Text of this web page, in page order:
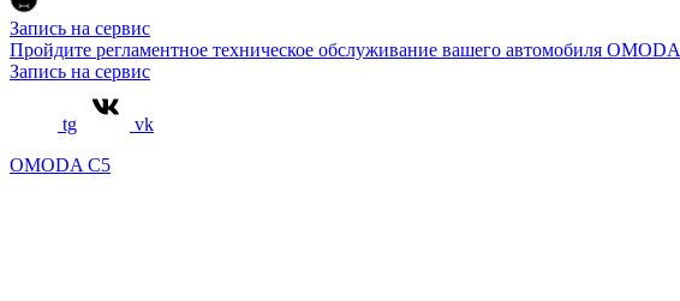
Запись на сервис
Пройдите регламентное техническое обслуживание вашего автомобиля OMODA
Запись на сервис
tg
vk
OMODA C5